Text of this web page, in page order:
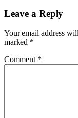
Leave a Reply
Your email address
marked *
Comment *